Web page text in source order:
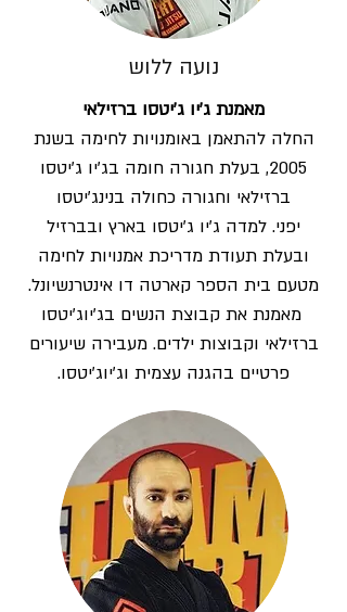
נועה ללוש
מאמנת ג'יו ג'יטסו ברזילאי
החלה להתאמן באומנויות לחימה בשנת
2005, בעלת חגורה חומה בג'יו ג'יטסו
ברזילאי וחגורה כחולה בנינג'יטסו
יפני. למדה ג'יו ג'יטסו בארץ ובברזיל
ובעלת תעודת מדריכת אמנויות לחימה
מטעם בית הספר קארטה דו אינטרנשיונל.​
מאמנת את קבוצת הנשים בג'יוג'יטסו
ברזילאי וקבוצות ילדים. מעבירה שיעורים
פרטיים בהגנה עצמית וג'יוג'יטסו.